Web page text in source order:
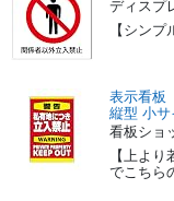
ディスプ
【シンプ
表示看板
縦型 小
看板ショ
【上よ
でこちら